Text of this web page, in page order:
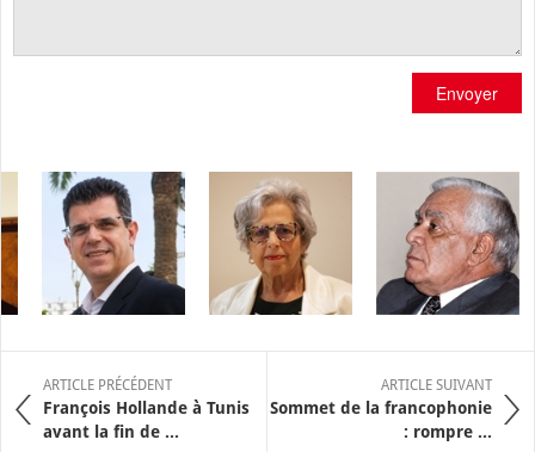
Envoyer
ARTICLE PRÉCÉDENT
François Hollande à Tunis
avant la fin de ...
ARTICLE SUIVANT
Sommet de la francophonie
: rompre ...